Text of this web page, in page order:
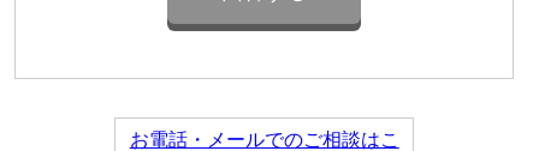
お電話・メールでのご相談はこ